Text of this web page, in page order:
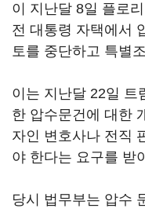
이 지난달 8일 플로
전 대통령 자택에서
토를 중단하고 특별
이는 지난달 22일 트
한 압수문건에 대한
자인 변호사나 전직
야 한다는 요구를 받
당시 법무부는 압수